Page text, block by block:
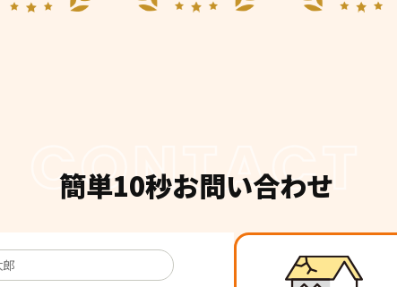
CONTACT
簡単10秒お問い合わせ